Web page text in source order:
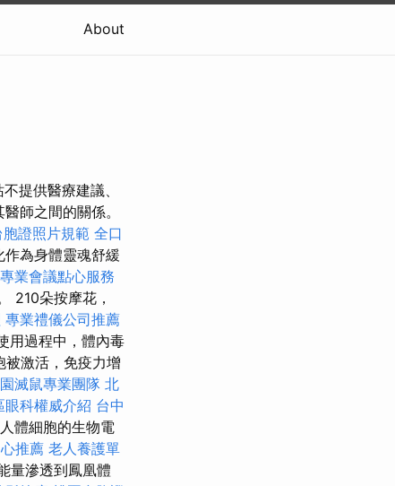
About
提供醫療建議、
師之間的關係。
胞證照片規範 全口
為身體靈魂舒緩
專業會議點心服務
210朵按摩花，
專業禮儀公司推薦
用過程中，體內毒
激活，免疫力增
滅鼠專業團隊 北
眼科權威介紹 台中
體細胞的生物電
推薦 老人養護單
量滲透到鳳凰體